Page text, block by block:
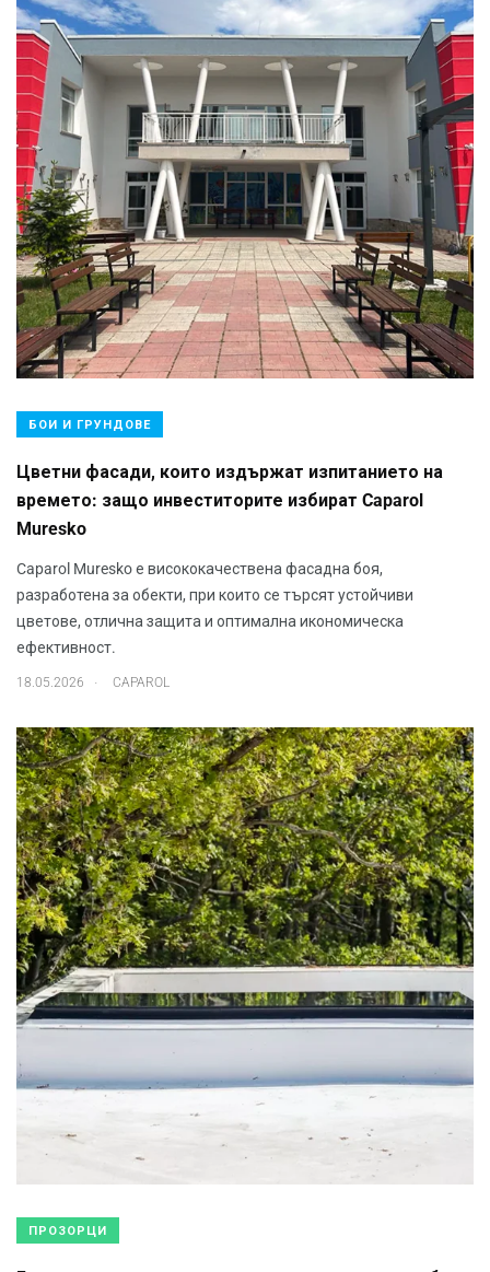
БОИ И ГРУНДОВЕ
Цветни фасади, които издържат изпитанието на
времето: защо инвеститорите избират Caparol
Muresko
Caparol Muresko е висококачествена фасадна боя,
разработена за обекти, при които се търсят устойчиви
цветове, отлична защита и оптимална икономическа
ефективност.
18.05.2026 CAPAROL
ПРОЗОРЦИ